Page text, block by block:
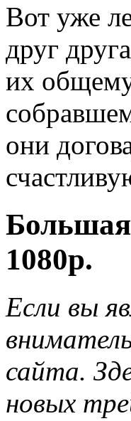
Вот уже
друг
их
они
1080p.
Если вы
сайта.
новых